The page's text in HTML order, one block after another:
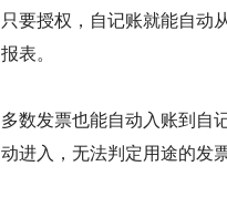
只要授权，自记账就能自动
报表。
多数发票也能自动入账到自
动进入，无法判定用途的发